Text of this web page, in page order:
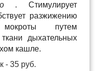
. Стимулирует
разжижению
путем
дыхательных
кашле.
- 35 руб.